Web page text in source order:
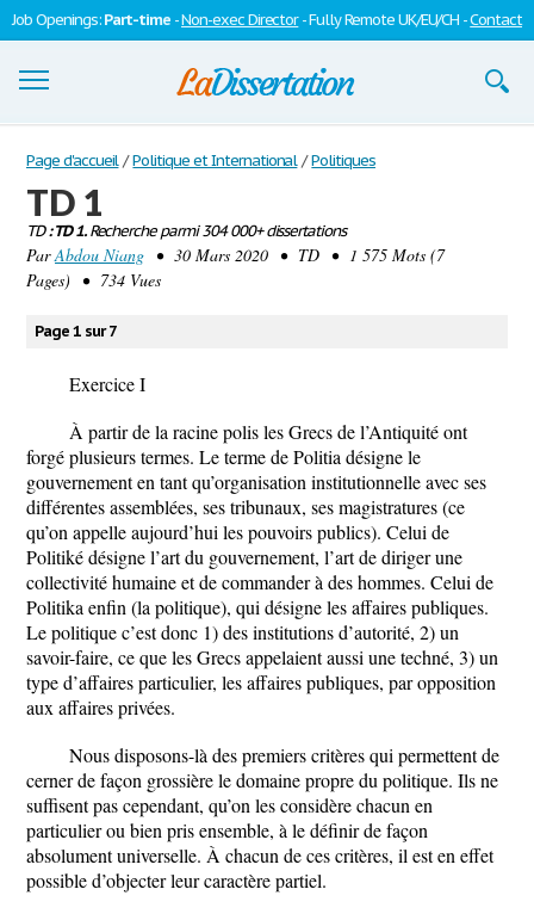
Job Openings:Part-time -Non-exec Director- Fully Remote UK/EU/CH -Contact
Dissertations
S'inscrire
Se connecter
Page d'accueil / Politique et International / Politiques
TD 1
TD: TD 1.Recherche parmi 304 000+ dissertations
ParAbdou Niang • 30 Mars 2020 • TD • 1 575 Mots (7
Pages) • 734 Vues
Page 1 sur 7
Exercice I
À partir de la racine polis les Grecs de l’Antiquité ont
forgé plusieurs termes. Le terme de Politia désigne le
gouvernement en tant qu’organisation institutionnelle avec ses
différentes assemblées, ses tribunaux, ses magistratures (ce
qu’on appelle aujourd’hui les pouvoirs publics). Celui de
Politiké désigne l’art du gouvernement, l’art de diriger une
collectivité humaine et de commander à des hommes. Celui de
Politika enfin (la politique), qui désigne les affaires publiques.
Le politique c’est donc 1) des institutions d’autorité, 2) un
savoir-faire, ce que les Grecs appelaient aussi une techné, 3) un
type d’affaires particulier, les affaires publiques, par opposition
aux affaires privées.
Nous disposons-là des premiers critères qui permettent de
cerner de façon grossière le domaine propre du politique. Ils ne
suffisent pas cependant, qu’on les considère chacun en
particulier ou bien pris ensemble, à le définir de façon
absolument universelle. À chacun de ces critères, il est en effet
possible d’objecter leur caractère partiel.